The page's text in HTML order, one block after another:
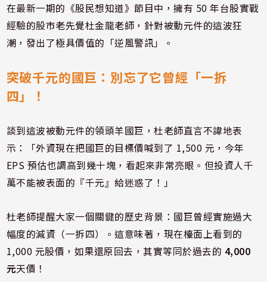
在最新一期的《股民想知道》節目中，擁有 50 年台股實戰
經驗的股市老先覺杜金龍老師，針對被動元件的這波狂
潮，發出了極具價值的「逆風警訊」。
突破千元的國巨：別忘了它曾經「一拆
四」！
談到這波被動元件的領頭羊國巨，杜老師直言不諱地表
示：「外資現在把國巨的目標價喊到了 1,500 元，今年
EPS 預估也調高到幾十塊，看起來非常亮眼。但投資人千
萬不能被表面的『千元』給迷惑了！」
杜老師提醒大家一個關鍵的歷史背景：國巨曾經實施過大
幅度的減資（一拆四）。這意味著，現在檯面上看到的
1,000 元股價，如果還原回去，其實等同於過去的 4,000
元天價！